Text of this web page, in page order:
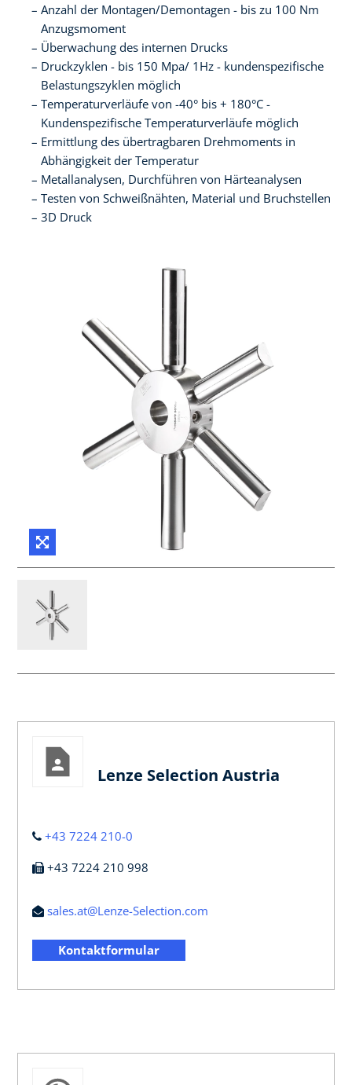
Anzahl der Montagen/Demontagen - bis zu 100 Nm
Anzugsmoment
Überwachung des internen Drucks
Druckzyklen - bis 150 Mpa/ 1Hz - kundenspezifische
Belastungszyklen möglich
Temperaturverläufe von -40° bis + 180°C -
Kundenspezifische Temperaturverläufe möglich
Ermittlung des übertragbaren Drehmoments in
Abhängigkeit der Temperatur
Metallanalysen, Durchführen von Härteanalysen
Testen von Schweißnähten, Material und Bruchstellen
3D Druck
Lenze Selection Austria
+43 7224 210-0
+43 7224 210 998
sales.at@Lenze-Selection.com
Kontaktformular